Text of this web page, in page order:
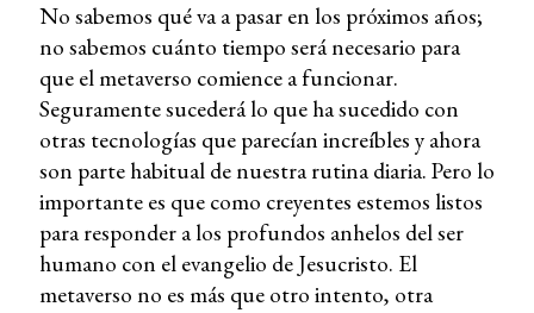
No sabemos qué va a pasar en los próximos años;
no sabemos cuánto tiempo será necesario para
que el metaverso comience a funcionar.
Seguramente sucederá lo que ha sucedido con
otras tecnologías que parecían increíbles y ahora
son parte habitual de nuestra rutina diaria. Pero lo
importante es que como creyentes estemos listos
para responder a los profundos anhelos del ser
humano con el evangelio de Jesucristo. El
metaverso no es más que otro intento, otra